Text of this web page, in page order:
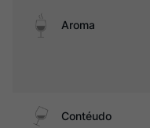
Aroma
Contéudo